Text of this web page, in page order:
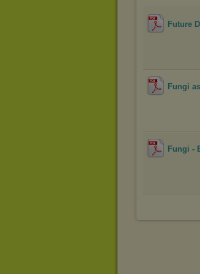
Future
Fungi
Fungi -